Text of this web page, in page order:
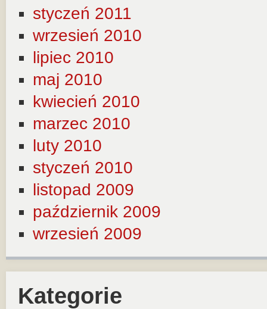
styczeń 2011
wrzesień 2010
lipiec 2010
maj 2010
kwiecień 2010
marzec 2010
luty 2010
styczeń 2010
listopad 2009
październik 2009
wrzesień 2009
Kategorie